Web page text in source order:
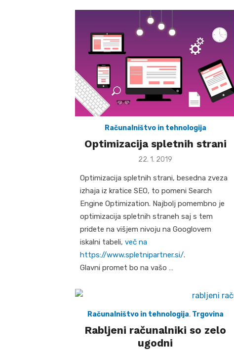
Računalništvo in tehnologija
Optimizacija spletnih strani
Posted
22. 1. 2019
Optimizacija spletnih strani, besedna zveza
izhaja iz kratice SEO, to pomeni Search
Engine Optimization. Najbolj pomembno je
optimizacija spletnih straneh saj s tem
pridete na višjem nivoju na Googlovem
iskalni tabeli, več na
https://www.spletnipartner.si/.
Glavni promet bo na vašo …
Računalništvo in tehnologija, Trgovina
Rabljeni računalniki so zelo
ugodni